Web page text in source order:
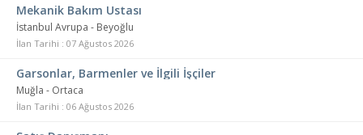
Mekanik Bakım Ustası
İstanbul Avrupa - Beyoğlu
İlan Tarihi : 07 Ağustos 2026
Garsonlar, Barmenler ve İlgili İşçiler
Muğla - Ortaca
İlan Tarihi : 06 Ağustos 2026